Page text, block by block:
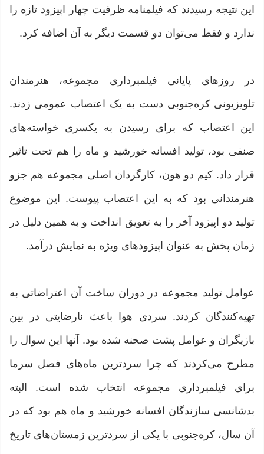
این نتیجه رسیدند که فیلمنامه ظرفیت چهار اپیزود تازه را
ندارد و فقط می‌توان دو قسمت دیگر به آن اضافه کرد.
در روزهای پایانی فیلمبرداری مجموعه، هنرمندان
تلویزیونی کره‌جنوبی دست به یک اعتصاب عمومی زدند.
این اعتصاب که برای رسیدن به یکسری خواسته‌های
صنفی بود، تولید افسانه خورشید و ماه را هم تحت تاثیر
قرار داد. کیم دو هون، کارگردان اصلی مجموعه هم جزو
هنرمندانی بود که به این اعتصاب پیوست. این موضوع
تولید دو اپیزود آخر را به تعویق انداخت و به همین دلیل در
زمان پخش به عنوان اپیزودهای ویژه به نمایش درآمد.
عوامل تولید مجموعه در دوران ساخت آن اعتراضاتی به
تهیه‌کنندگان کردند. سردی هوا باعث نارضایتی در بین
بازیگران و عوامل پشت صحنه شده بود. آنها این سوال را
مطرح می‌کردند که چرا سردترین ماه‌های فصل سرما
برای فیلمبرداری مجموعه انتخاب شده ‌است. البته
بدشانسی سازندگان افسانه خورشید و ماه هم بود که در
آن سال، کره‌جنوبی با یکی از سردترین زمستان‌های تاریخ